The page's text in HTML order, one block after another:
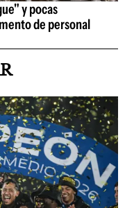
y pocas
de personal